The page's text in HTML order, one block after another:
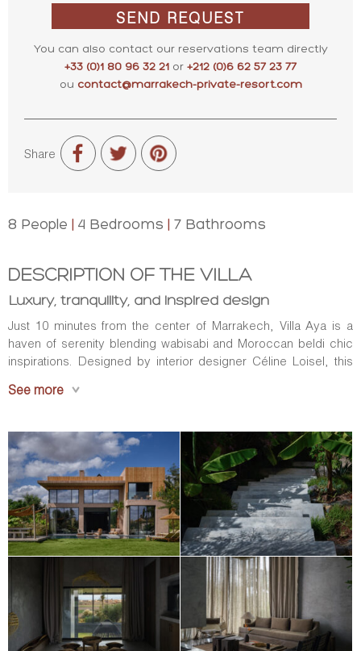
SEND REQUEST
You can also contact our reservations team directly
+33 (0)1 80 96 32 21 or +212 (0)6 62 57 23 77
ou contact@marrakech-private-resort.com
Share
8 People 4 Bedrooms 7 Bathrooms
DESCRIPTION OF THE VILLA
Luxury, tranquility, and inspired design
Just 10 minutes from the center of Marrakech, Villa Aya is a
haven of serenity blending wabisabi and Moroccan beldi chic
inspirations. Designed by interior designer Céline Loisel, this
garden with an infinity pool, views of the Atlas Mountains, and
Comprising four suites, the villa features a bright living room, a
library, a dining area, a Moroccan lounge, a beldi hammam, a
cinema, a speakeasy, and a billiards room. Services include
breakfast, daily housekeeping, a gardener, and discreet staff.
An exceptional retreat, combining nature and design, for
memorable stays with family or friends.
, a cleaning lady and, a housekeeper, according to the
number of guests, will be at your service, as well as gardener
for grounds and pool maintenance.
Our
concierge service
, always available, is happy to handle
any logistical hassle for you, such as restaurants booking, on
See more